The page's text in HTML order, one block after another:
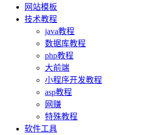
网站模板
技术教程
java教程
数据库教程
php教程
大前端
小程序开发教程
asp教程
网赚
特殊教程
软件工具